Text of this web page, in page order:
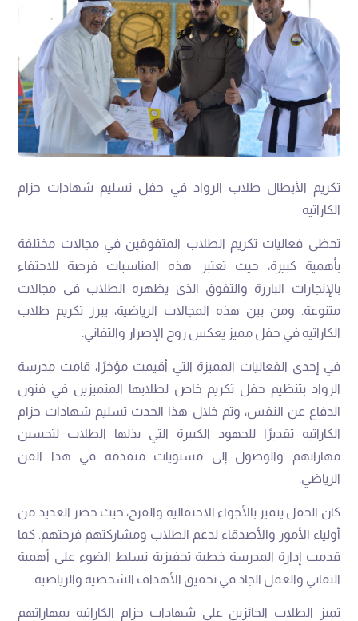
تكريم الأبطال طلاب الرواد في حفل تسليم شهادات حزام
الكاراتيه
تحظى فعاليات تكريم الطلاب المتفوقين في مجالات مختلفة
بأهمية كبيرة، حيث تعتبر هذه المناسبات فرصة للاحتفاء
بالإنجازات البارزة والتفوق الذي يظهره الطلاب في مجالات
متنوعة. ومن بين هذه المجالات الرياضية، يبرز تكريم طلاب
الكاراتيه في حفل مميز يعكس روح الإصرار والتفاني.
في إحدى الفعاليات المميزة التي أقيمت مؤخرًا، قامت مدرسة
الرواد بتنظيم حفل تكريم خاص لطلابها المتميزين في فنون
الدفاع عن النفس، وتم خلال هذا الحدث تسليم شهادات حزام
الكاراتيه تقديرًا للجهود الكبيرة التي بذلها الطلاب لتحسين
مهاراتهم والوصول إلى مستويات متقدمة في هذا الفن
الرياضي.
كان الحفل يتميز بالأجواء الاحتفالية والفرح، حيث حضر العديد من
أولياء الأمور والأصدقاء لدعم الطلاب ومشاركتهم فرحتهم. كما
قدمت إدارة المدرسة خطبة تحفيزية تسلط الضوء على أهمية
التفاني والعمل الجاد في تحقيق الأهداف الشخصية والرياضية.
تميز الطلاب الحائزين على شهادات حزام الكاراتيه بمهاراتهم